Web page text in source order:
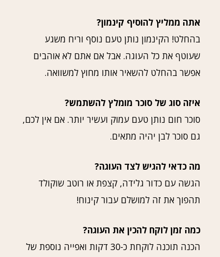
אתה ממליץ להוסיף קינמון?
בהחלט! הקינמון נותן טעם נוסף וריח משגע
שעוטף את כל העוגה. אבל אם אתם לא אוהבים
אפשר בהחלט להשאיר אותו מחוץ למשוואה.
איזה סוג של סוכר מומלץ להשתמש?
סוכר חום נותן טעם עמוק ועשיר יותר. אם אין לכם,
גם סוכר לבן יהיה מתאים.
מה כדאי להגיש לצד העוגה?
הגשה עם כדור גלידה, קצפת או רוטב שוקולד
תהפוך את זה למושלם עבור קינוח!
כמה זמן לוקח להכין את העוגה?
הכנה תוכנה לוקחת כ-30 דקות ואפייה נוספת של